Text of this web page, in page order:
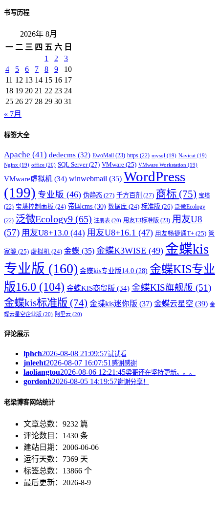
书写历程
2026年 8月
一 二 三 四 五 六 日
1
2
3
4
5 6 7 8 9
10
11 12 13 14 15 16 17
18 19 20 21 22 23 24
25 26 27 28 29 30 31
« 7月
标签大全
Apache (41) dedecms (32) EwoMail (23) https (22) mysql (19) Navicat (19)
Nginx (19) office (20) SQL Server(27) VMware (25) VMware Workstation (19)
VMware虚拟机 (34) winwebmail (35) WordPress
(199) 专业版 (46) 伪静态 (27) 千方百剂 (27) 商标 (75) 宝塔
(22) 宝塔控制面板 (24) 帝国cms (30) 数据库 (24) 标准版 (26) 泛微Ecology
(22) 泛微Ecology9 (65) 注册表 (20) 用友T3标准版 (23) 用友U8
(57) 用友U8+13.0 (44) 用友U8+16.1 (47) 用友畅捷通T+ (25) 管
家婆 (25) 虚拟机 (24) 金蝶 (35) 金蝶K3WISE (49) 金蝶kis
专业版 (160) 金蝶kis专业版14.0 (28) 金蝶KIS专业
版16.0 (104) 金蝶KIS商贸版 (34) 金蝶KIS旗舰版 (51)
金蝶kis标准版 (74) 金蝶kis迷你版 (37) 金蝶云星空 (39) 金
蝶云星空企业版 (20) 阿里云 (20)
评论展示
lphch2026-08-08 21:09:57试试看
jnleeht2026-08-07 16:07:51 感谢感谢
laoliangtou2026-08-06 12:21:45梁哥还在坚持更新。。。
gordonh2026-08-05 14:19:57谢谢分享！
老梁博客网站统计
文章总数：9232 篇
评论数目：1430 条
建站日期：2006-06-06
运行天数：7369 天
标签总数：13866 个
最后更新：2026-8-9